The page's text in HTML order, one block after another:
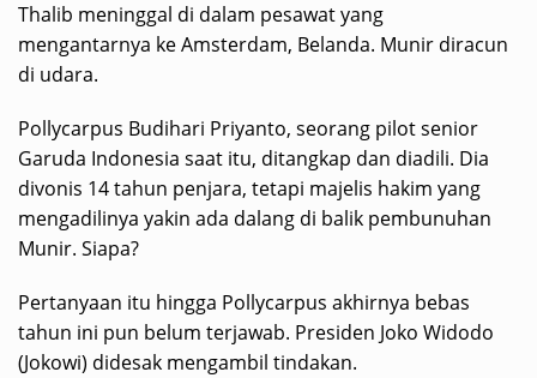
Thalib meninggal di dalam pesawat yang
mengantarnya ke Amsterdam, Belanda. Munir diracun
di udara.
Pollycarpus Budihari Priyanto, seorang pilot senior
Garuda Indonesia saat itu, ditangkap dan diadili. Dia
divonis 14 tahun penjara, tetapi majelis hakim yang
mengadilinya yakin ada dalang di balik pembunuhan
Munir. Siapa?
Pertanyaan itu hingga Pollycarpus akhirnya bebas
tahun ini pun belum terjawab. Presiden Joko Widodo
(Jokowi) didesak mengambil tindakan.